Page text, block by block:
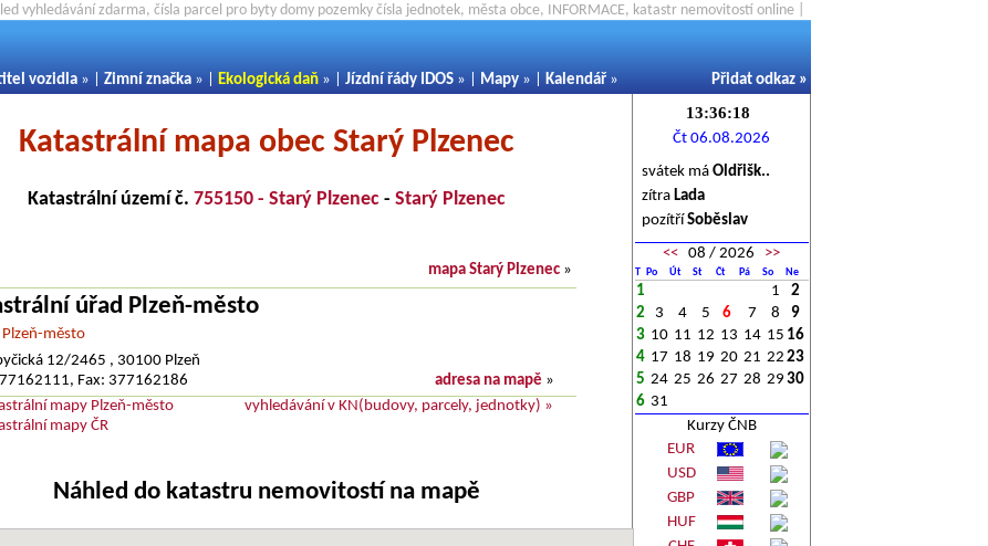
vyhledávání zdarma, čísla parcel pro byty domy pozemky čísla jednotek, města obce, INFORMACE, katastr nemovitostí online |
vozidla » | Zimní značka » | Ekologická daň » | Jízdní řády IDOS » | Mapy » | Kalendář » Přidat odkaz »
Katastrální mapa obec Starý Plzenec
Katastrální území č. 755150 - Starý Plzenec- Starý Plzenec
mapa Starý Plzenec »
úřad Plzeň-město
město
12/2465 , 30100 Plzeň
Fax: 377162186
adresa na mapě »
mapy Plzeň-město
mapy ČR
vyhledávání v KN(budovy, parcely, jednotky) »
Náhled do katastru nemovitostí na mapě
Čt 06.08.2026
svátek má Oldřišk..
zítra Lada
pozítří Soběslav
<< 08 / 2026 >>
T Po Út St Čt Pá So Ne
1 1
2
2
3 4 5 6 7 8
9
3 10 11 12 13 14 15 16
4 17 18 19 20 21 22 23
5 24 25 26 27 28 29 30
6 31
Kurzy ČNB
EUR
USD
GBP
HUF